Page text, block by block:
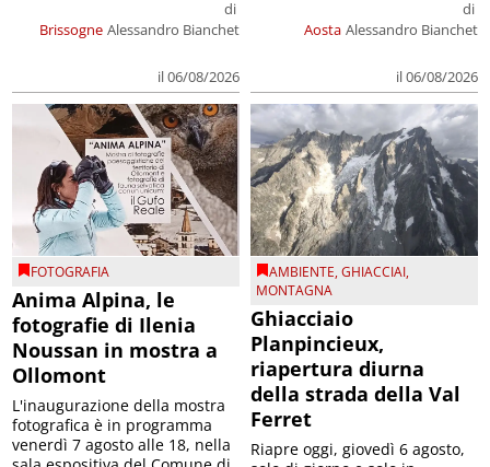
Brissogne
di
Alessandro Bianchet
il 06/08/2026
Aosta
di
Alessandro Bianchet
il 06/08/2026
FOTOGRAFIA
Anima Alpina, le
fotografie di Ilenia
Noussan in mostra a
Ollomont
L'inaugurazione della mostra
fotografica è in programma
venerdì 7 agosto alle 18, nella
AMBIENTE,GHIACCIAI,
MONTAGNA
Ghiacciaio
Planpincieux,
riapertura diurna
della strada della Val
Ferret
Riapre oggi, giovedì 6 agosto,